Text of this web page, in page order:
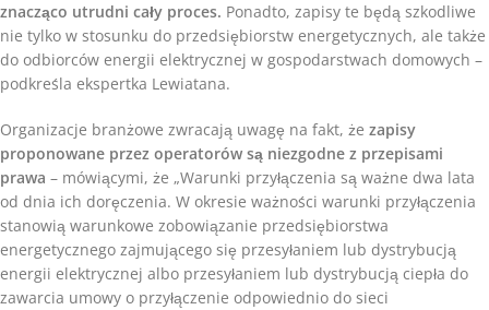
znacząco utrudni cały proces. Ponadto, zapisy te będą szkodliwe
nie tylko w stosunku do przedsiębiorstw energetycznych, ale także
do odbiorców energii elektrycznej w gospodarstwach domowych –
podkreśla ekspertka Lewiatana.
Organizacje branżowe zwracają uwagę na fakt, że zapisy
proponowane przez operatorów są niezgodne z przepisami
prawa – mówiącymi, że „Warunki przyłączenia są ważne dwa lata
od dnia ich doręczenia. W okresie ważności warunki przyłączenia
stanowią warunkowe zobowiązanie przedsiębiorstwa
energetycznego zajmującego się przesyłaniem lub dystrybucją
energii elektrycznej albo przesyłaniem lub dystrybucją ciepła do
zawarcia umowy o przyłączenie odpowiednio do sieci